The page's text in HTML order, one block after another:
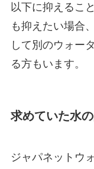
以下に抑えるこ
も抑えたい場合
して別のウォー
る方もいます。
求めていた水
ジャパネットウ